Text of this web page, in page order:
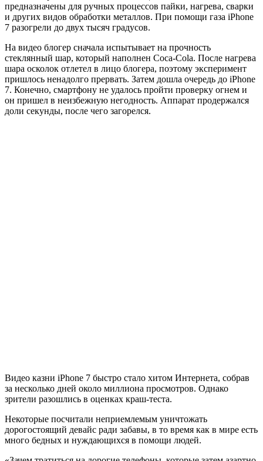
предназначены для ручных процессов пайки, нагрева, сварки
и других видов обработки металлов. При помощи газа iPhone
7 разогрели до двух тысяч градусов.
На видео блогер сначала испытывает на прочность
стеклянный шар, который наполнен Coca-Cola. После нагрева
шара осколок отлетел в лицо блогера, поэтому эксперимент
пришлось ненадолго прервать. Затем дошла очередь до iPhone
7. Конечно, смартфону не удалось пройти проверку огнем и
он пришел в неизбежную негодность. Аппарат продержался
доли секунды, после чего загорелся.
Видео казни iPhone 7 быстро стало хитом Интернета, собрав
за несколько дней около миллиона просмотров. Однако
зрители разошлись в оценках краш-теста.
Некоторые посчитали неприемлемым уничтожать
дорогостоящий девайс ради забавы, в то время как в мире есть
много бедных и нуждающихся в помощи людей.